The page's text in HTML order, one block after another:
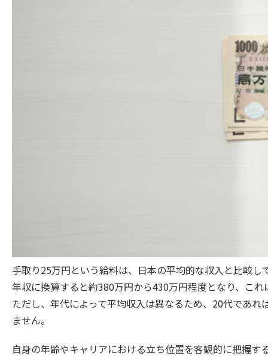
手取り25万円という給料は、日本の平均的な収入と比較
年収に換算すると約380万円から430万円程度となり、こ
ただし、年代によって平均収入は異なるため、20代であ
ません。
自身の年齢やキャリアにおける立ち位置を客観的に把握